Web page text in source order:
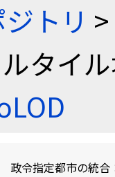
トリ >
タイ
政令指定都市の統